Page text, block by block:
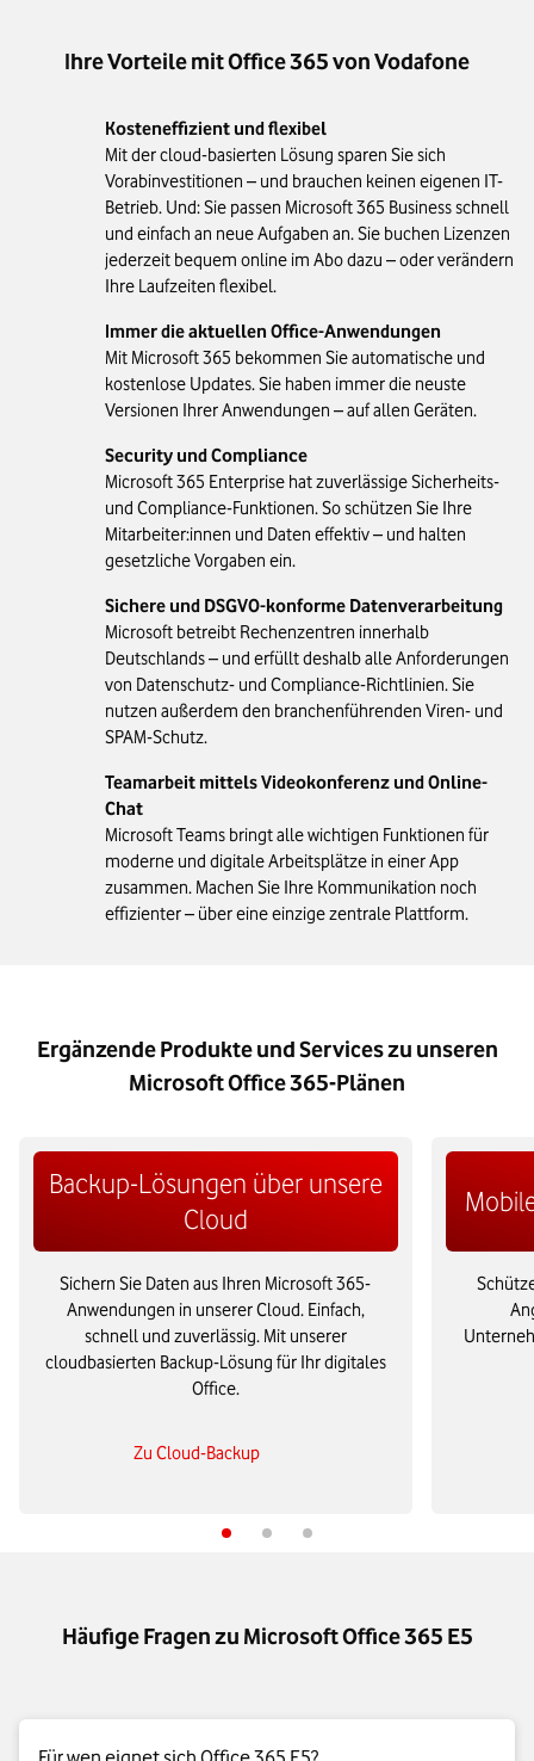
Ihre Vorteile mit Office 365 von Vodafone
Kosteneffizient und flexibel
Mit der cloud-basierten Lösung sparen Sie sich
Vorabinvestitionen – und brauchen keinen eigenen IT-
Betrieb. Und: Sie passen Microsoft 365 Business schnell
und einfach an neue Aufgaben an. Sie buchen Lizenzen
jederzeit bequem online im Abo dazu – oder verändern
Ihre Laufzeiten flexibel.
Immer die aktuellen Office-Anwendungen
Mit Microsoft 365 bekommen Sie automatische und
kostenlose Updates. Sie haben immer die neuste
Versionen Ihrer Anwendungen – auf allen Geräten.
Security und Compliance
Microsoft 365 Enterprise hat zuverlässige Sicherheits-
und Compliance-Funktionen. So schützen Sie Ihre
Mitarbeiter:innen und Daten effektiv – und halten
gesetzliche Vorgaben ein.
Sichere und DSGVO-konforme Datenverarbeitung
Microsoft betreibt Rechenzentren innerhalb
Deutschlands – und erfüllt deshalb alle Anforderungen
von Datenschutz- und Compliance-Richtlinien. Sie
nutzen außerdem den branchenführenden Viren- und
SPAM-Schutz.
Teamarbeit mittels Videokonferenz und Online-
Chat
Microsoft Teams bringt alle wichtigen Funktionen für
moderne und digitale Arbeitsplätze in einer App
zusammen. Machen Sie Ihre Kommunikation noch
effizienter – über eine einzige zentrale Plattform.
Ergänzende Produkte und Services zu unseren
Microsoft Office 365-Plänen
Backup-Lösungen über unsere
Cloud
Sichern Sie Daten aus Ihren Microsoft 365-
Anwendungen in unserer Cloud. Einfach,
schnell und zuverlässig. Mit unserer
cloudbasierten Backup-Lösung für Ihr digitales
Office.
Zu Cloud-Backup
Häufige Fragen zu Microsoft Office 365 E5